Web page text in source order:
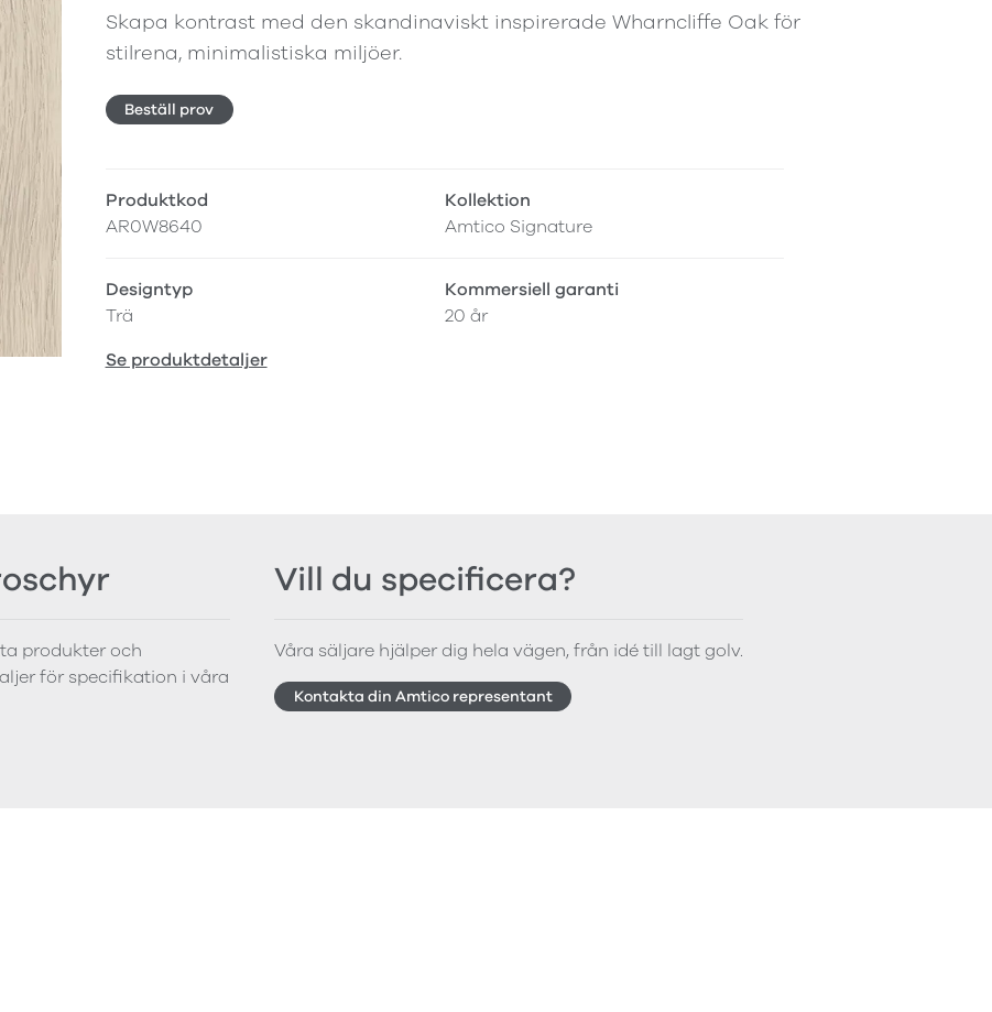
Skapa kontrast med den skandinaviskt inspirerade Wharncliffe Oak för
stilrena, minimalistiska miljöer.
Beställ prov
Produktkod
AR0W8640
Kollektion
Amtico Signature
Designtyp
Trä
Kommersiell garanti
20 år
Se produktdetaljer
produkter och
för specifikation i våra
Vill du specificera?
Våra säljare hjälper dig hela vägen, från idé till lagt golv.
Kontakta din Amtico representant